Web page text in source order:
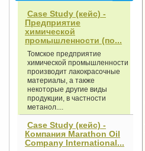
Case Study (кейс) -
Предприятие
химической
промышленности (по...
Томское предприятие
химической промышленности
производит лакокрасочные
материалы, а также
некоторые другие виды
продукции, в частности
метанол....
Case Study (кейс) -
Компания Marathon Oil
Company International...